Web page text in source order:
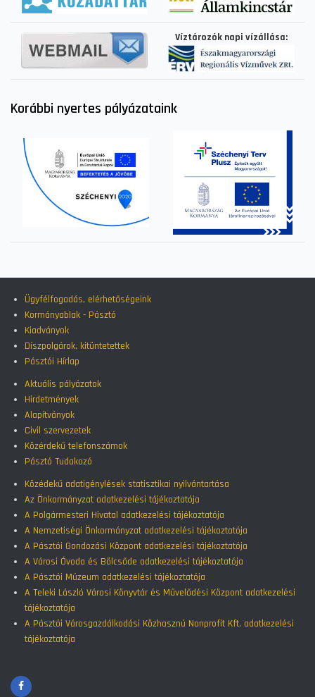
Víztározók napi vízállása:
Korábbi nyertes pályázataink
Ügyfélfogadás, elérhetőségeink
Kormányablak - Pásztó
Kiadványok
Díszpolgárok, kitüntetettek
Pásztói Hírlap
Aktuális pályázatok
Hirdetmények
Alapítványok
Civil szervezetek
Közérdekű telefonszámok
Pásztó Tudakozó
Közédekű adatigénylések statisztikai nyilvántartása
Az Önkormányzat adatkezelési tájékoztatója
A Polgármesteri Hivatal adatkezelési tájékoztatója
A Nemzetiségi Önkormányzat adatkezelési tájékoztatója
A Pásztói Gondozási Központ adatkezelési tájékoztatója
A Városi Óvoda és Bölcsőde adatkezelési tájékoztatója
A Pásztói Múzeum adatkezelési tájékoztatója
A Teleki László Városi Könyvtár és Művelődési Központ adatkezelési
tájékoztatója
A Pásztói Városgazdálkodási Közhasznú Nonprofit Kft. adatkezelési
tájékoztatója